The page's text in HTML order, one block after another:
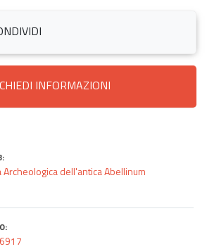
INFORMAZIONI
Archeologica dell'antica Abellinum